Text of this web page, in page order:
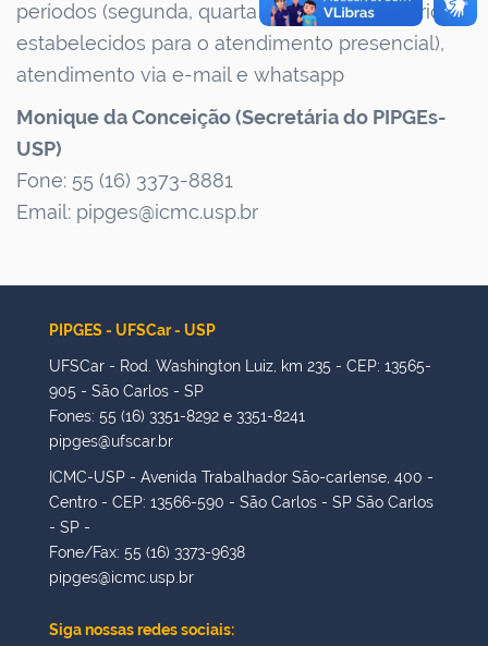
períodos (segunda, quarta e sexta, nos horários
estabelecidos para o atendimento presencial),
atendimento via e-mail e whatsapp
Monique da Conceição (Secretária do PIPGEs-
USP)
Fone: 55 (16) 3373-8881
Email: pipges@icmc.usp.br
PIPGES - UFSCar - USP
UFSCar - Rod. Washington Luiz, km 235 - CEP: 13565-
905 - São Carlos - SP
Fones: 55 (16) 3351-8292 e 3351-8241
pipges@ufscar.br
ICMC-USP - Avenida Trabalhador São-carlense, 400 -
Centro - CEP: 13566-590 - São Carlos - SP São Carlos
- SP -
Fone/Fax: 55 (16) 3373-9638
pipges@icmc.usp.br
Siga nossas redes sociais: